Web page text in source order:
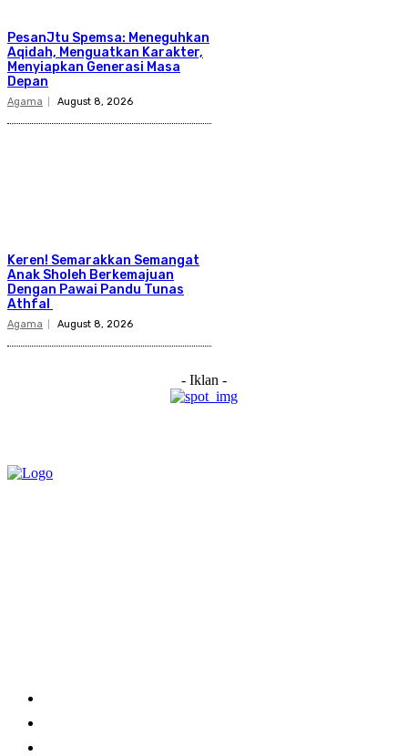
PesanJtu Spemsa: Meneguhkan
Aqidah, Menguatkan Karakter,
Menyiapkan Generasi Masa
Depan
Agama August 8, 2026
Keren! Semarakkan Semangat
Anak Sholeh Berkemajuan
Dengan Pawai Pandu Tunas
Athfal
Agama August 8, 2026
- Iklan -